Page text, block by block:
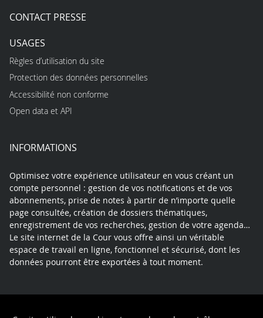
CONTACT PRESSE
USAGES
Règles d’utilisation du site
Protection des données personnelles
Accessibilité non conforme
Open data et API
INFORMATIONS
Optimisez votre expérience utilisateur en vous créant un
compte personnel : gestion de vos notifications et de vos
abonnements, prise de notes à partir de n’importe quelle
page consultée, création de dossiers thématiques,
enregistrement de vos recherches, gestion de votre agenda…
Le site internet de la Cour vous offre ainsi un véritable
espace de travail en ligne, fonctionnel et sécurisé, dont les
données pourront être exportées à tout moment.